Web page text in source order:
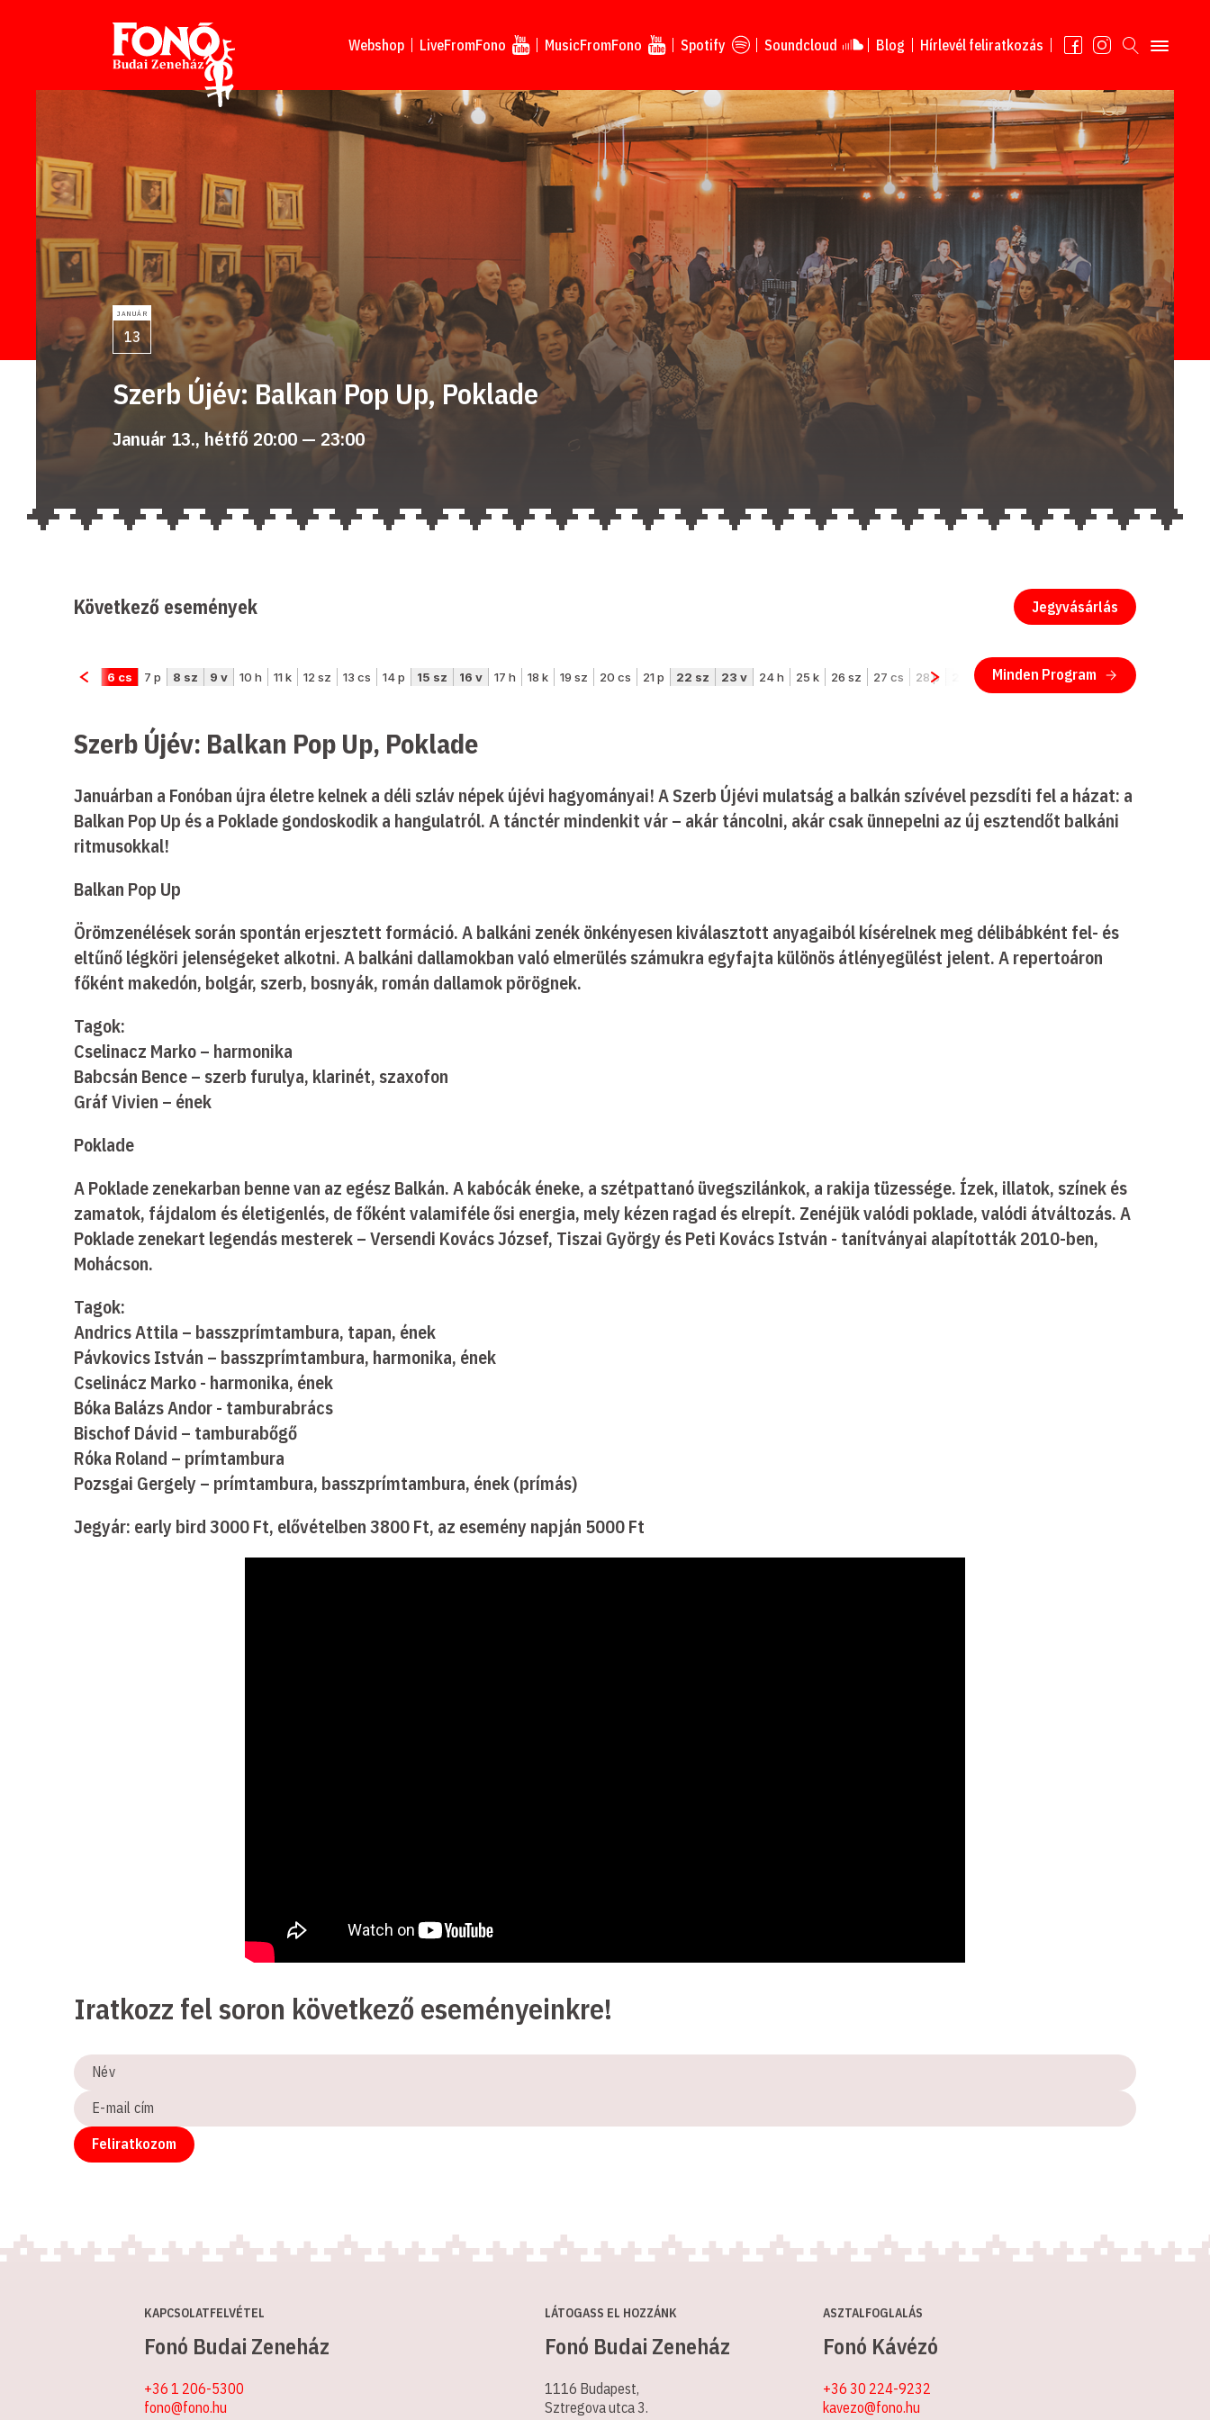
Tovább a tartalomhoz
Webshop LiveFromFono MusicFromFono Spotify Soundcloud Blog Hírlevél feliratkozás
JANUÁR
13
Szerb Újév: Balkan Pop Up, Poklade
Január 13., hétfő 20:00 — 23:00
Jegyvásárlás
Következő események
Szerb Újév: Balkan Pop Up, Poklade
Januárban a Fonóban újra életre kelnek a déli szláv népek újévi hagyományai! A Szerb Újévi mulatság a balkán szívével pezsdíti fel a házat: a
Balkan Pop Up és a Poklade gondoskodik a hangulatról. A tánctér mindenkit vár – akár táncolni, akár csak ünnepelni az új esztendőt balkáni
ritmusokkal!
Balkan Pop Up
Örömzenélések során spontán erjesztett formáció. A balkáni zenék önkényesen kiválasztott anyagaiból kísérelnek meg délibábként fel- és
eltűnő légköri jelenségeket alkotni. A balkáni dallamokban való elmerülés számukra egyfajta különös átlényegülést jelent. A repertoáron
főként makedón, bolgár, szerb, bosnyák, román dallamok pörögnek.
Tagok:
Cselinacz Marko – harmonika
Babcsán Bence – szerb furulya, klarinét, szaxofon
Gráf Vivien – ének
Poklade
A Poklade zenekarban benne van az egész Balkán. A kabócák éneke, a szétpattanó üvegszilánkok, a rakija tüzessége. Ízek, illatok, színek és
zamatok, fájdalom és életigenlés, de főként valamiféle ősi energia, mely kézen ragad és elrepít. Zenéjük valódi poklade, valódi átváltozás. A
Poklade zenekart legendás mesterek – Versendi Kovács József, Tiszai György és Peti Kovács István - tanítványai alapították 2010-ben,
Mohácson.
Tagok:
Andrics Attila – basszprímtambura, tapan, ének
Pávkovics István – basszprímtambura, harmonika, ének
Cselinácz Marko - harmonika, ének
Bóka Balázs Andor - tamburabrács
Bischof Dávid – tamburabőgő
Róka Roland – prímtambura
Pozsgai Gergely – prímtambura, basszprímtambura, ének (prímás)
Jegyár: early bird 3000 Ft, elővételben 3800 Ft, az esemény napján 5000 Ft
Iratkozz fel soron következő eseményeinkre!
Név
E-
mail
cím
Feliratkozom
KAPCSOLATFELVÉTEL
Fonó Budai Zeneház
+36 1 206-5300
fono@fono.hu
LÁTOGASS EL HOZZÁNK
Fonó Budai Zeneház
1116 Budapest,
Sztregova utca 3.
ASZTALFOGLALÁS
Fonó Kávézó
+36 30 224-9232
kavezo@fono.hu